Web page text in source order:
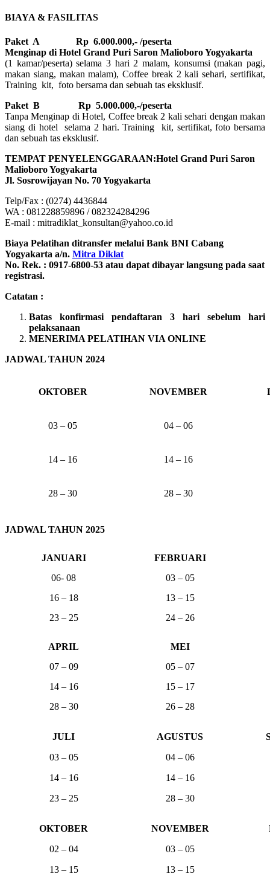
BIAYA & FASILITAS
Paket A Rp 6.000.000,- /peserta
Menginap di Hotel Grand Puri Saron Malioboro Yogyakarta
(1 kamar/peserta) selama 3 hari 2 malam, konsumsi (makan pagi,
makan siang, makan malam), Coffee break 2 kali sehari, sertifikat,
Training kit, foto bersama dan sebuah tas eksklusif.
Paket B
Rp 5.000.000,-/peserta
Tanpa Menginap di Hotel, Coffee break 2 kali sehari dengan makan
siang di hotel selama 2 hari. Training kit, sertifikat, foto bersama
dan sebuah tas eksklusif.
TEMPAT PENYELENGGARAAN:Hotel Grand Puri Saron
Malioboro Yogyakarta
Jl. Sosrowijayan No. 70 Yogyakarta
Telp/Fax : (0274) 4436844
WA : 081228859896 / 082324284296
E-mail : mitradiklat_konsultan@yahoo.co.id
Biaya Pelatihan ditransfer melalui Bank BNI Cabang
Yogyakarta a/n. Mitra Diklat
No. Rek. : 0917-6800-53 atau dapat dibayar langsung pada saat
registrasi.
Catatan :
Batas konfirmasi pendaftaran 3 hari sebelum hari
pelaksanaan
MENERIMA PELATIHAN VIA ONLINE
JADWAL TAHUN 2024
OKTOBER NOVEMBER
03 – 05 04 – 06
14 – 16 14 – 16
28 – 30 28 – 30
JADWAL TAHUN 2025
JANUARI
FEBRUARI
06- 08
03 – 05
16 – 18
13 – 15
23 – 25
24 – 26
APRIL
MEI
07 – 09
05 – 07
14 – 16
15 – 17
28 – 30
26 – 28
JULI AGUSTUS
03 – 05
04 – 06
14 – 16
14 – 16
23 – 25
28 – 30
OKTOBER NOVEMBER
02 – 04
03 – 05
13 – 15
13 – 15